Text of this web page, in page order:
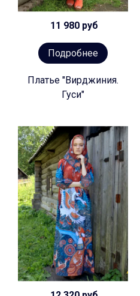
11 980 руб
Подробнее
Платье "Вирджиния.
Гуси"